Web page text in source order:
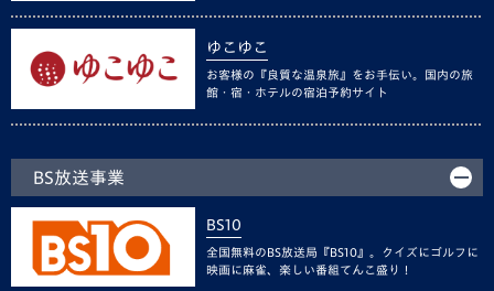
ゆこゆこ
お客様の『良質な温泉旅』をお手伝い。国内の旅
館・宿・ホテルの宿泊予約サイト
BS放送事業
BS10
全国無料のBS放送局『BS10』。クイズにゴルフに
映画に麻雀、楽しい番組てんこ盛り！